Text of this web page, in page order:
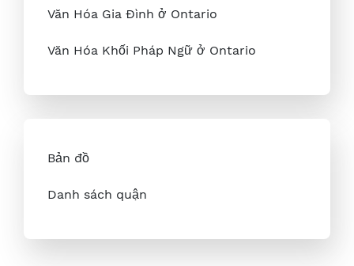
Văn Hóa Gia Đình ở Ontario
Văn Hóa Khối Pháp Ngữ ở Ontario
Bản đồ
Danh sách quận